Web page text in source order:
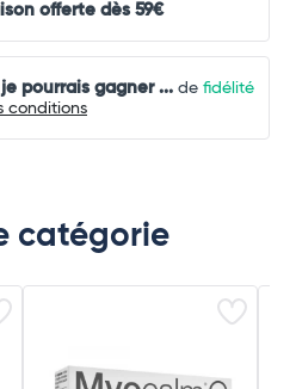
offerte dès 59€
je pourrais gagner ...de fidélité
conditions
catégorie